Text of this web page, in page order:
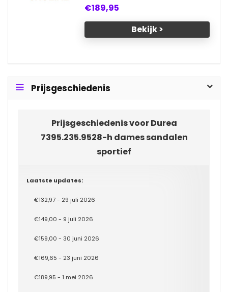
€189,95
Bekijk >
Prijsgeschiedenis
Prijsgeschiedenis voor Durea
7395.235.9528-h dames sandalen
sportief
Laatste updates:
€132,97 - 29 juli 2026
€149,00 - 9 juli 2026
€159,00 - 30 juni 2026
€169,65 - 23 juni 2026
€189,95 - 1 mei 2026